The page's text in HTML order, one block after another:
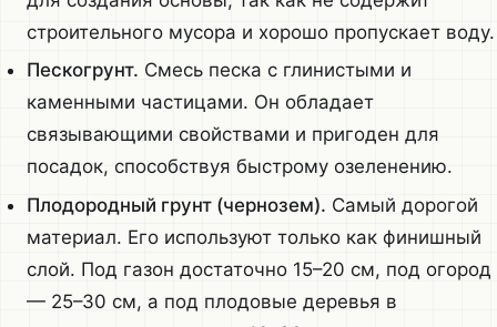
строительного мусора и хорошо пропускает воду.
Пескогрунт. Смесь песка с глинистыми и
каменными частицами. Он обладает
связывающими свойствами и пригоден для
посадок, способствуя быстрому озеленению.
Плодородный грунт (чернозем). Самый дорогой
материал. Его используют только как финишный
слой. Под газон достаточно 15–20 см, под огород
— 25–30 см, а под плодовые деревья в